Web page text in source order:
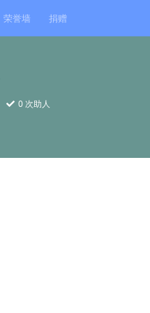
荣誉墙 捐赠
0 次助人